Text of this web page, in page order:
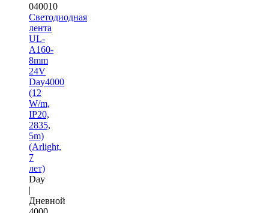
040010
Светодиодная
лента
UL-
A160-
8mm
24V
Day4000
(12
W/m,
IP20,
2835,
5m)
(Arlight,
7
лет)
Day
|
Дневной